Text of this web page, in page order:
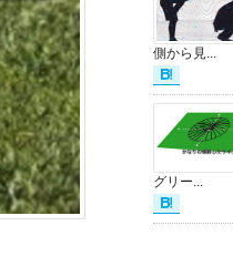
側から見...
グリー...